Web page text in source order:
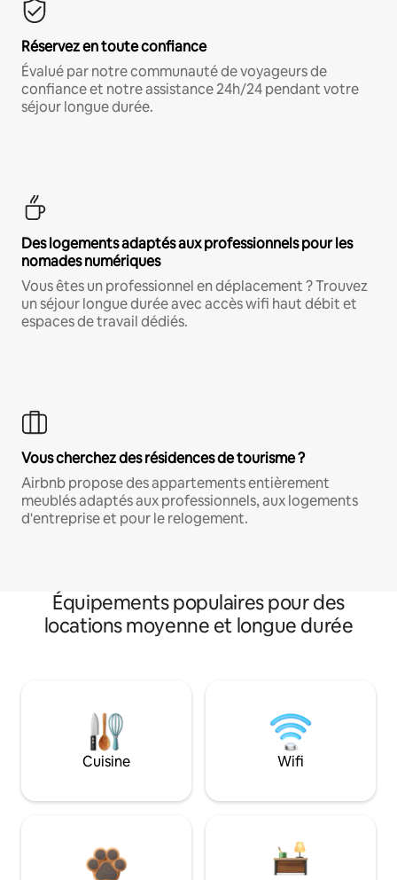
Réservez en toute confiance
Évalué par notre communauté de voyageurs de
confiance et notre assistance 24h/24 pendant votre
séjour longue durée.
Des logements adaptés aux professionnels pour les
nomades numériques
Vous êtes un professionnel en déplacement ? Trouvez
un séjour longue durée avec accès wifi haut débit et
espaces de travail dédiés.
Vous cherchez des résidences de tourisme ?
Airbnb propose des appartements entièrement
meublés adaptés aux professionnels, aux logements
d'entreprise et pour le relogement.
Équipements populaires pour des
locations moyenne et longue durée
Cuisine Wifi